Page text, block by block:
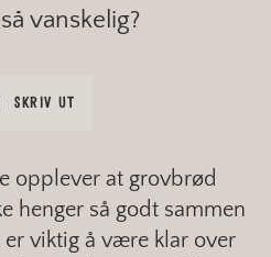
vanskelig?
SKRIV UT
opplever at grovbrød
henger så godt sammen
viktig å være klar over